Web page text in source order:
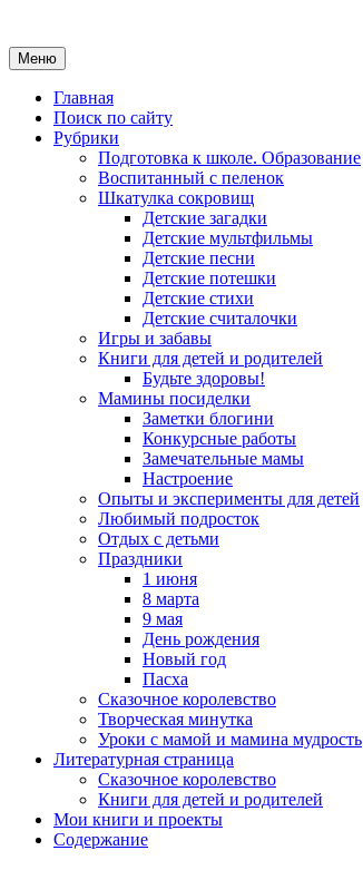
Меню
Главная
Поиск по сайту
Рубрики
Подготовка к школе. Образование
Воспитанный с пеленок
Шкатулка сокровищ
Детские загадки
Детские мультфильмы
Детские песни
Детские потешки
Детские стихи
Детские считалочки
Игры и забавы
Книги для детей и родителей
Будьте здоровы!
Мамины посиделки
Заметки блогини
Конкурсные работы
Замечательные мамы
Настроение
Опыты и эксперименты для детей
Любимый подросток
Отдых с детьми
Праздники
1 июня
8 марта
9 мая
День рождения
Новый год
Пасха
Сказочное королевство
Творческая минутка
Уроки с мамой и мамина мудрость
Литературная страница
Сказочное королевство
Книги для детей и родителей
Мои книги и проекты
Содержание